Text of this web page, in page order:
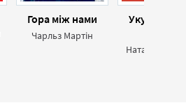
Гора між нами
Чарльз Мартін
Укус
Наталя